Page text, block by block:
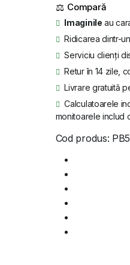
1.332 lei.
⚖
Imaginile au
Ridicarea dintr-
Serviciu clienți
Retur în 14 zile,
Livrare gratuită
Calculatoarele
monitoarele includ
Cod produs: